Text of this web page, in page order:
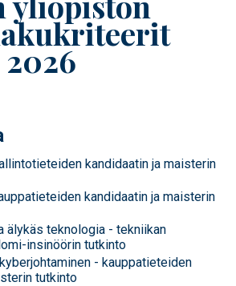
kandidaatin ja maisterin
kandidaatin ja maisterin
älykäs teknologia - tekniikan
insinöörin tutkinto
- kauppatieteiden
tutkinto